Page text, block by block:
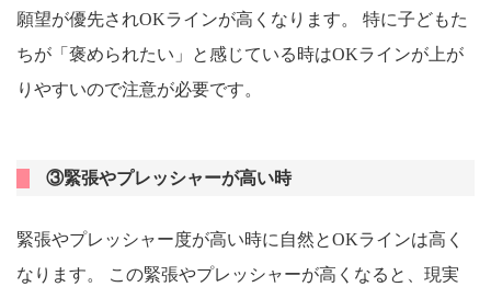
願望が優先されOKラインが高くなります。 特に子どもた
ちが「褒められたい」と感じている時はOKラインが上が
りやすいので注意が必要です。
③緊張やプレッシャーが高い時
緊張やプレッシャー度が高い時に自然とOKラインは高く
なります。 この緊張やプレッシャーが高くなると、現実